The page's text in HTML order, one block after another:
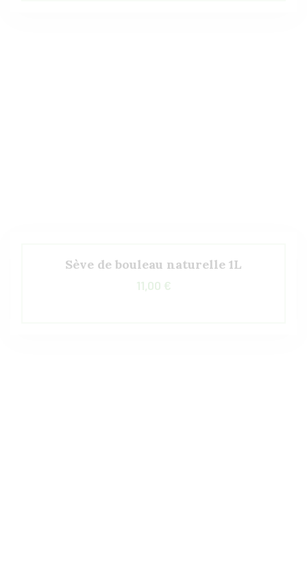
Sève de bouleau naturelle 1L
11,00 €